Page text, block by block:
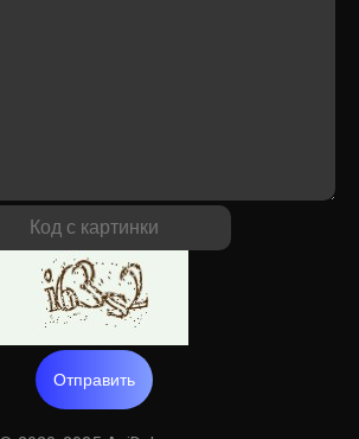
Отправить